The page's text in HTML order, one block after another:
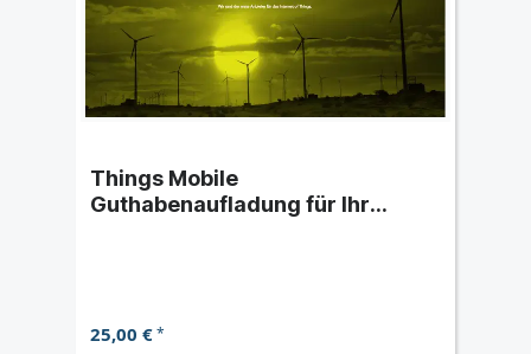
Things Mobile
Guthabenaufladung für Ihr
25,00 €*